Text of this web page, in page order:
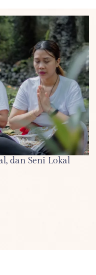
dan Seni Lokal